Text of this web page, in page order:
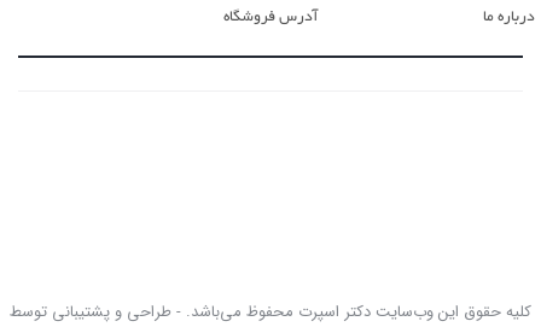
درباره ما
آدرس فروشگاه
کلیه حقوق این وب‌سایت دکتر اسپرت محفوظ می‌باشد. - طراحی و پشتیبانی توسط